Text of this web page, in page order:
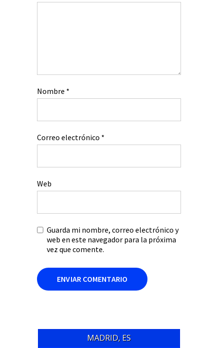
Nombre *
Correo electrónico *
Web
Guarda mi nombre, correo electrónico y
web en este navegador para la próxima
vez que comente.
MADRID, ES